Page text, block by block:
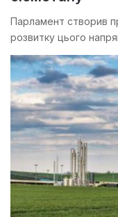
Парламент створив
розвитку цього